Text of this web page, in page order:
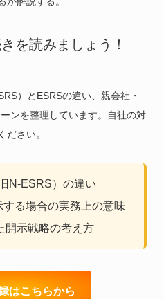
を読みましょう！
）とESRSの違い、親会社・
ンを整理しています。自社の対
ださい。
N-ESRS）の違い
する場合の実務上の意味
開示戦略の考え方
はこちらから